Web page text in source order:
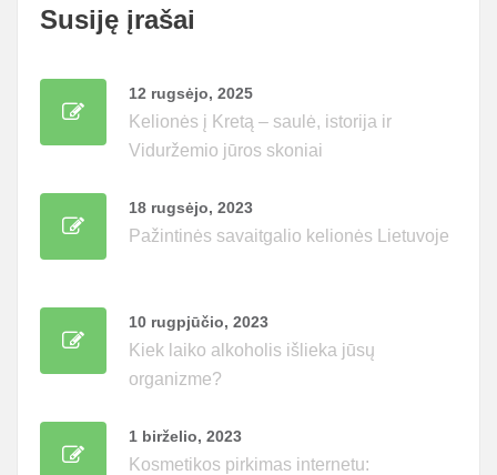
Susiję įrašai
12 rugsėjo, 2025
Kelionės į Kretą – saulė, istorija ir
Viduržemio jūros skoniai
18 rugsėjo, 2023
Pažintinės savaitgalio kelionės Lietuvoje
10 rugpjūčio, 2023
Kiek laiko alkoholis išlieka jūsų
organizme?
1 birželio, 2023
Kosmetikos pirkimas internetu: